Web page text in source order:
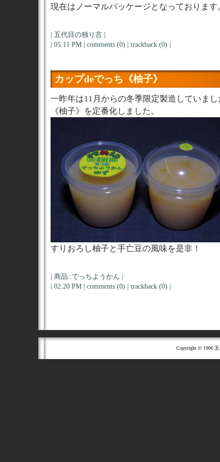
現在はノーマルパッケージとなっております
五代目の独り言|
| 05:11 PM | comments (0) trackback (0)
カップdeでっち《柚子》
一昨年は11月からの冬季限定製造していま
《柚子》を定番化しました。
すりおろし柚子と手亡豆の風味を是非！
商品::でっちようかん
| 02:20 PM | comments (0) trackback (0)
Copyright © 1906